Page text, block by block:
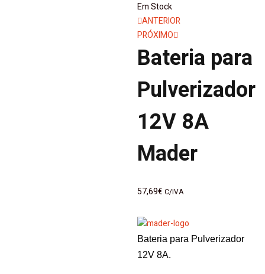
Em Stock
Navegação
de
artigos
ANTERIOR
PRÓXIMO
Bateria para
Pulverizador
12V 8A
Mader
57,69€ C/IVA
Bateria para Pulverizador
12V 8A.